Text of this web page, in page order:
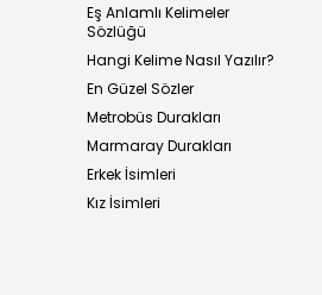
Eş Anlamlı Kelimeler
Sözlüğü
Hangi Kelime Nasıl Yazılır?
En Güzel Sözler
Metrobüs Durakları
Marmaray Durakları
Erkek İsimleri
Kız İsimleri